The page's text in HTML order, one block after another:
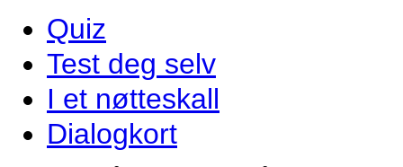
Quiz
Test deg selv
I et nøtteskall
Dialogkort